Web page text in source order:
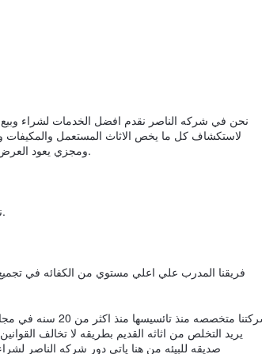
نحن في شركه الناصر نقدم افضل الخدمات لشراء وبيع
لاستكشاف كل ما يخص الاثاث المستعمل والمكيفات
ومجزي يعود العرض علي العميل ليحصل علي اعلي سعر لشراء الاثاث المستعمل بالرياض.
2.نشتري المكيفات المستعملة في جنوب وشمال وغرب وشرق الرياض.
فريقنا المدرب علي اعلي مستوي من الكفائه في
شركتنا متخصصه
يريد التخلص من اثاثه القديم بطريقه لا تخالف
صديقه للبيئه من هنا ياتي دور شركه الناصر